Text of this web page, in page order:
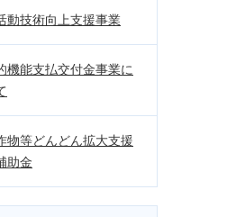
動技術向上支援事業
機能支払交付金事業に
物等どんどん拡大支援
助金